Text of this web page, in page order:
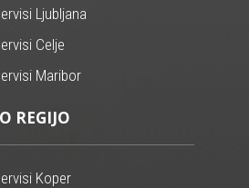
Ljubljana
Celje
Maribor
REGIJO
Koper